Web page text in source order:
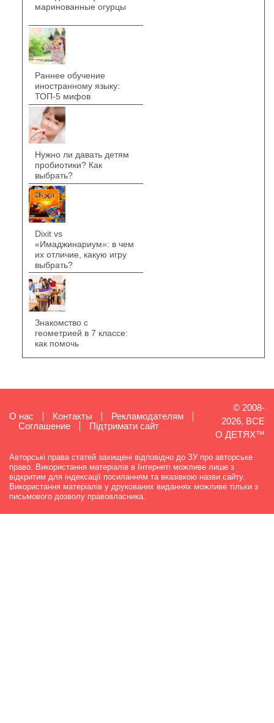
маринованные огурцы
Раннее обучение
иностранному языку:
ТОП-5 мифов
Нужно ли давать детям
пробиотики? Как
выбрать?
Dixit vs
«Имаджинариум»: в чем
их отличие, какую игру
выбрать?
Знакомство с
геометрией в 7 классе:
как помочь
О нас Контакты
Рекламодателям
Cоглашение
Підтримати сайт
© 2008-
2026, ВСЕ
О ДЕТЯХ™
Авторські права статей захищені відповідно до ЗУ про авторське
право. Використання матеріалів в Інтернеті можливе лише з
відкритим для індексації посиланням та вказівкою назви сайту.
Використання матеріалів у друкованих виданнях можливе тільки з
письмового дозволу правовласника.